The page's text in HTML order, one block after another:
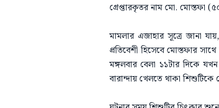
গ্রেপ্তারকৃতর নাম মো. মোস্তফা
মামলার এজাহার সূত্রে জানা
প্রতিবেশী হিসেবে মোস্তফার
মঙ্গলবার বেলা ১১টার দিকে
বারান্দায় খেলতে থাকা শিশুটিকে